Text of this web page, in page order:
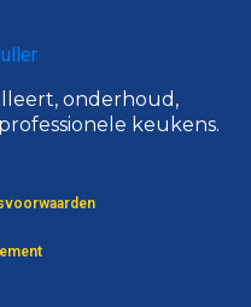
onderhoud,
keukens.